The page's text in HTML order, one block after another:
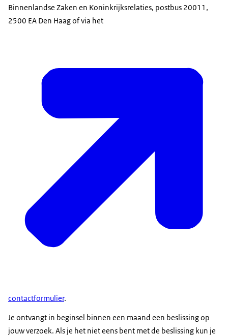
Binnenlandse Zaken en Koninkrijksrelaties, postbus 20011,
2500 EA Den Haag of via het
contactformulier.
Je ontvangt in beginsel binnen een maand een beslissing op
jouw verzoek. Als je het niet eens bent met de beslissing kun je